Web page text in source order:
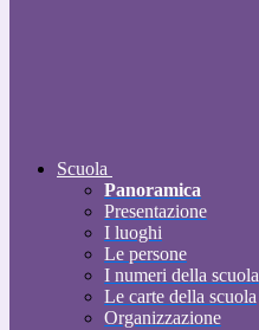
Scuola
Panoramica
Presentazione
I luoghi
Le persone
I numeri della scuola
Le carte della scuola
Organizzazione